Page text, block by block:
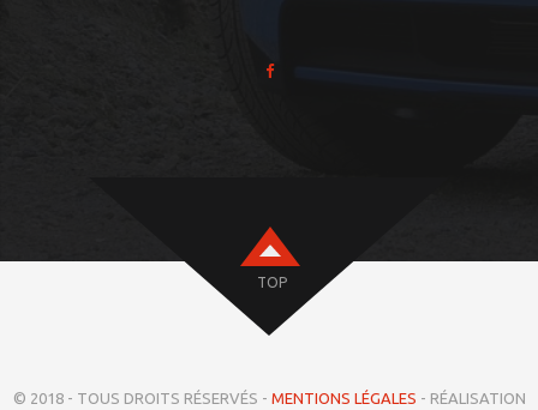
TOP
© 2018 - TOUS DROITS RÉSERVÉS - MENTIONS LÉGALES - RÉALISATION